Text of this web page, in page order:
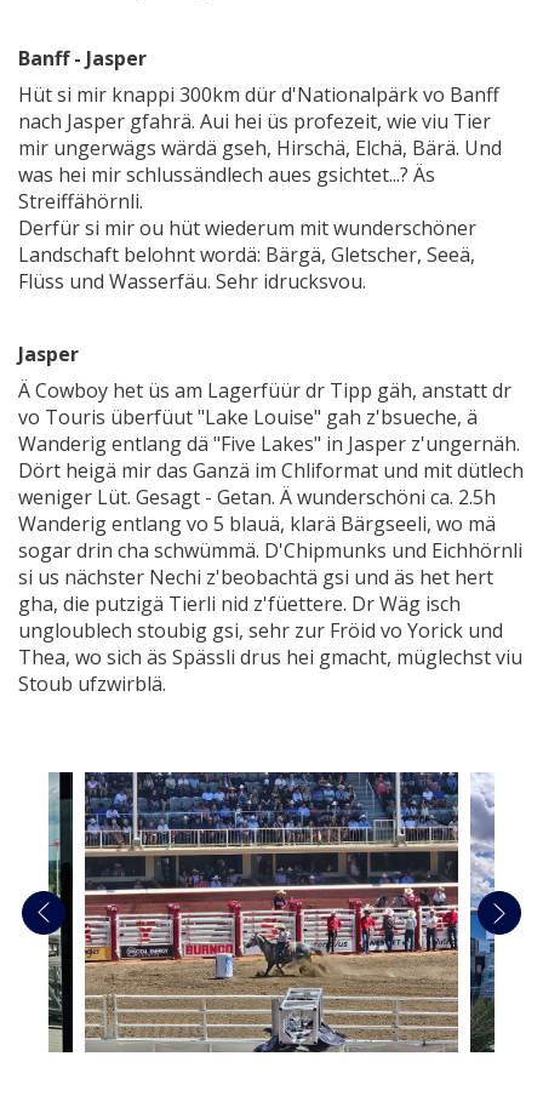
Banff - Jasper
Hüt si mir knappi 300km dür d'Nationalpärk vo Banff
nach Jasper gfahrä. Aui hei üs profezeit, wie viu Tier
mir ungerwägs wärdä gseh, Hirschä, Elchä, Bärä. Und
was hei mir schlussändlech aues gsichtet...? Äs
Streiffähörnli.
Derfür si mir ou hüt wiederum mit wunderschöner
Landschaft belohnt wordä: Bärgä, Gletscher, Seeä,
Flüss und Wasserfäu. Sehr idrucksvou.
Jasper
Ä Cowboy het üs am Lagerfüür dr Tipp gäh, anstatt dr
vo Touris überfüut "Lake Louise" gah z'bsueche, ä
Wanderig entlang dä "Five Lakes" in Jasper z'ungernäh.
Dört heigä mir das Ganzä im Chliformat und mit dütlech
weniger Lüt. Gesagt - Getan. Ä wunderschöni ca. 2.5h
Wanderig entlang vo 5 blauä, klarä Bärgseeli, wo mä
sogar drin cha schwümmä. D'Chipmunks und Eichhörnli
si us nächster Nechi z'beobachtä gsi und äs het hert
gha, die putzigä Tierli nid z'füettere. Dr Wäg isch
ungloublech stoubig gsi, sehr zur Fröid vo Yorick und
Thea, wo sich äs Spässli drus hei gmacht, müglechst viu
Stoub ufzwirblä.